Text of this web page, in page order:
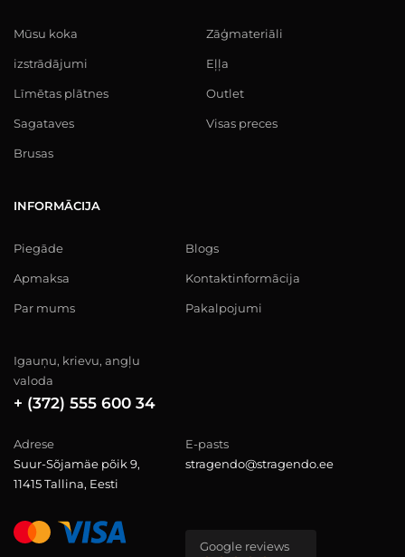
Mūsu koka
izstrādājumi
Līmētas plātnes
Sagataves
Brusas
Zāģmateriāli
Eļļa
Outlet
Visas preces
INFORMĀCIJA
Piegāde
Apmaksa
Par mums
Blogs
Kontaktinformācija
Pakalpojumi
Igauņu, krievu, angļu
valoda
+ (372) 555 600 34
Adrese
Suur-Sõjamäe põik 9,
11415 Tallina, Eesti
E-pasts
stragendo@stragendo.ee
Google reviews